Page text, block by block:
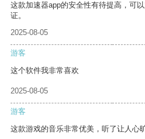
这款加速器app的安全性有待提高，可
证。
2025-08-05
游客
这个软件我非常喜欢
2025-08-05
游客
这款游戏的音乐非常优美，听了让人心